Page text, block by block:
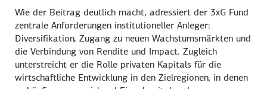
Wie der Beitrag deutlich macht, adressiert der 3xG Fund
zentrale Anforderungen institutioneller Anleger:
Diversifikation, Zugang zu neuen Wachstumsmärkten und
die Verbindung von Rendite und Impact. Zugleich
unterstreicht er die Rolle privaten Kapitals für die
wirtschaftliche Entwicklung in den Zielregionen, in denen